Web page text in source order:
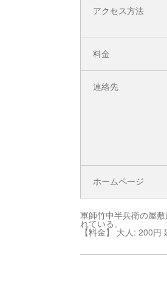
アクセス方法
料金
連絡先
ホームページ
軍師竹中半兵衛の屋
れている。
【料金】 大人: 200円